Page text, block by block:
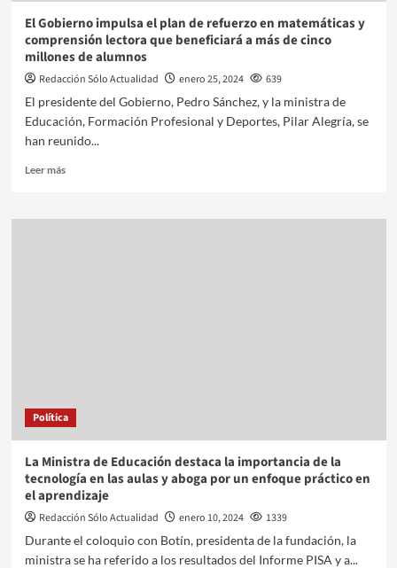
El Gobierno impulsa el plan de refuerzo en matemáticas y
comprensión lectora que beneficiará a más de cinco
millones de alumnos
Redacción Sólo Actualidad enero 25, 2024
639
El presidente del Gobierno, Pedro Sánchez, y la ministra de
Educación, Formación Profesional y Deportes, Pilar Alegría, se
han reunido...
Leer más
Política
La Ministra de Educación destaca la importancia de la
tecnología en las aulas y aboga por un enfoque práctico en
el aprendizaje
Redacción Sólo Actualidad enero 10, 2024
1339
Durante el coloquio con Botín, presidenta de la fundación, la
ministra se ha referido a los resultados del Informe PISA y a...